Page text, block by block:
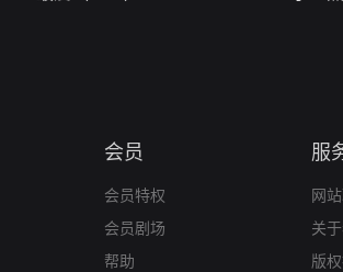
会员
会员特权
会员剧场
帮助
服
网
关于
版